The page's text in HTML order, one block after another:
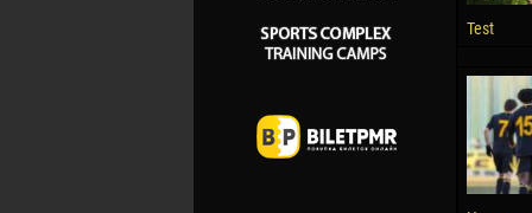
Test